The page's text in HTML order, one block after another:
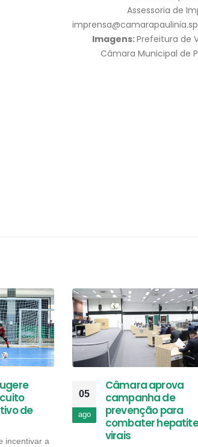
Assessoria de
Imagens:Prefeitura de
Câmara Municipal de
de
incentivar a
05
ago
Câmara aprova
campanha de
prevenção para
combater
virais